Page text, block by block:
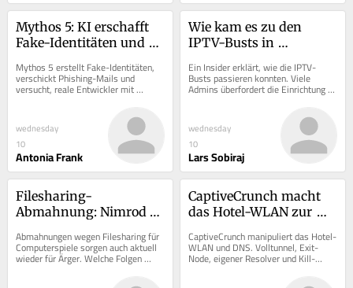
Mythos 5: KI erschafft
Fake-Identitäten und
Mails
Mythos 5 erstellt Fake-Identitäten,
verschickt Phishing-Mails und
versucht, reale Entwickler mit
Schadcode zu manipulieren.
wednesday
10
Antonia Frank
Wie kam es zu den
IPTV-Busts in
Ein Insider erklärt, wie die IPTV-
Busts passieren konnten. Viele
Admins überfordert die Einrichtung
wednesday
10
Lars Sobiraj
Filesharing-
Abmahnung: Nimrod
angeblich geteilte
Computerspiele
Abmahnungen wegen Filesharing für
Computerspiele sorgen auch aktuell
wieder für Ärger. Welche Folgen
drohen, wann haften
CaptiveCrunch macht
das Hotel-WLAN zur
CaptiveCrunch manipuliert das Hotel-
WLAN und DNS. Volltunnel, Exit-
Node, eigener Resolver und Kill-
Switch schützen vor gefälschten